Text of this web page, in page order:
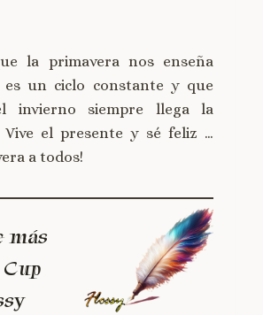
la primavera nos enseña
es un ciclo constante y que
invierno siempre llega la
Vive el presente y sé feliz …
a todos!
más